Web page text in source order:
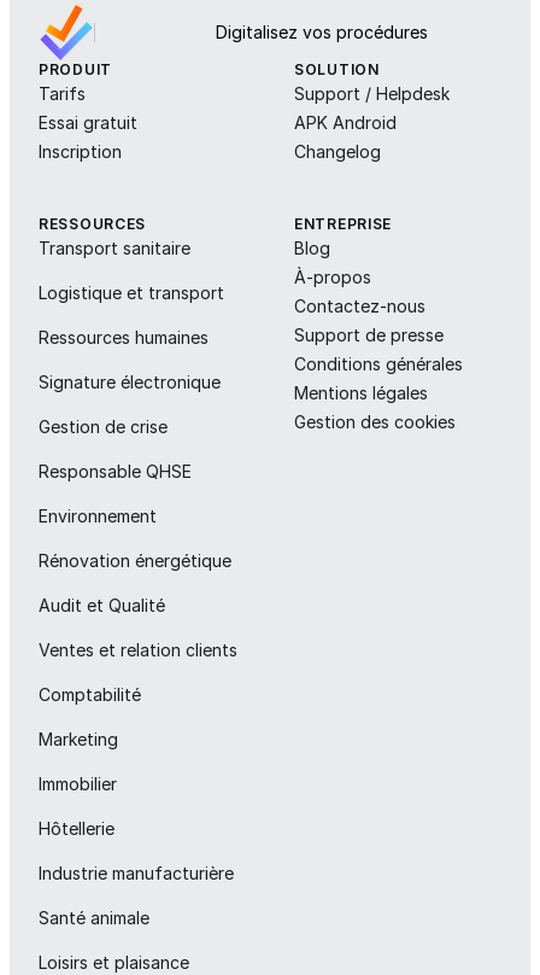
Digitalisez vos procédures
PRODUIT
Tarifs
Essai gratuit
Inscription
SOLUTION
Support / Helpdesk
APK Android
Changelog
RESSOURCES
Transport sanitaire
Logistique et transport
Ressources humaines
Signature électronique
Gestion de crise
Responsable QHSE
Environnement
Rénovation énergétique
Audit et Qualité
Ventes et relation clients
Comptabilité
Marketing
Immobilier
Hôtellerie
Industrie manufacturière
Santé animale
Loisirs et plaisance
ENTREPRISE
Blog
À-propos
Contactez-nous
Support de presse
Conditions générales
Mentions légales
Gestion des cookies